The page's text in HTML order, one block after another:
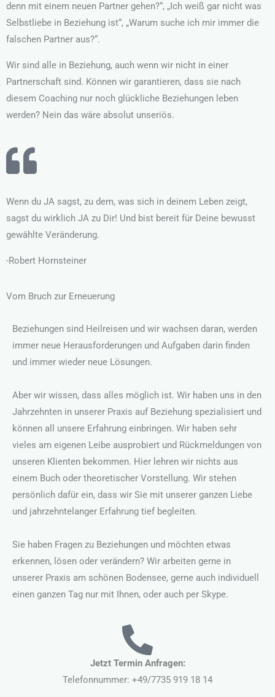
denn mit einem neuen Partner gehen?“, „Ich weiß gar nicht was
Selbstliebe in Beziehung ist“, „Warum suche ich mir immer die
falschen Partner aus?“.
Wir sind alle in Beziehung, auch wenn wir nicht in einer
Partnerschaft sind. Können wir garantieren, dass sie nach
diesem Coaching nur noch glückliche Beziehungen leben
werden? Nein das wäre absolut unseriös.
Wenn du JA sagst, zu dem, was sich in deinem Leben zeigt,
sagst du wirklich JA zu Dir! Und bist bereit für Deine bewusst
gewählte Veränderung.
-Robert Hornsteiner
Vom Bruch zur Erneuerung
Beziehungen sind Heilreisen und wir wachsen daran, werden
immer neue Herausforderungen und Aufgaben darin finden
und immer wieder neue Lösungen.
Aber wir wissen, dass alles möglich ist. Wir haben uns in den
Jahrzehnten in unserer Praxis auf Beziehung spezialisiert und
können all unsere Erfahrung einbringen. Wir haben sehr
vieles am eigenen Leibe ausprobiert und Rückmeldungen von
unseren Klienten bekommen. Hier lehren wir nichts aus
einem Buch oder theoretischer Vorstellung. Wir stehen
persönlich dafür ein, dass wir Sie mit unserer ganzen Liebe
und jahrzehntelanger Erfahrung tief begleiten.
Sie haben Fragen zu Beziehungen und möchten etwas
erkennen, lösen oder verändern? Wir arbeiten gerne in
unserer Praxis am schönen Bodensee, gerne auch individuell
einen ganzen Tag nur mit Ihnen, oder auch per Skype.
Jetzt Termin Anfragen:
Telefonnummer: +49/7735 919 18 14